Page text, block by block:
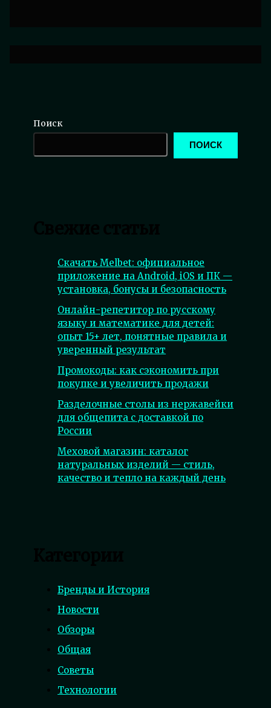
Поиск
ПОИСК
Скачать Melbet: официальное
приложение на Android, iOS и ПК —
установка, бонусы и безопасность
Онлайн-репетитор по русскому
языку и математике для детей:
опыт 15+ лет, понятные правила и
уверенный результат
Промокоды: как сэкономить при
покупке и увеличить продажи
Разделочные столы из нержавейки
для общепита с доставкой по
России
Меховой магазин: каталог
натуральных изделий — стиль,
качество и тепло на каждый день
Бренды и История
Новости
Обзоры
Общая
Советы
Технологии